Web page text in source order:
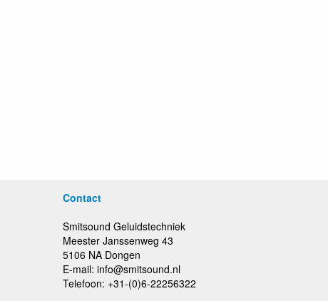
Contact
Smitsound Geluidstechniek
Meester Janssenweg 43
5106 NA Dongen
E-mail: info@smitsound.nl
Telefoon: +31-(0)6-22256322